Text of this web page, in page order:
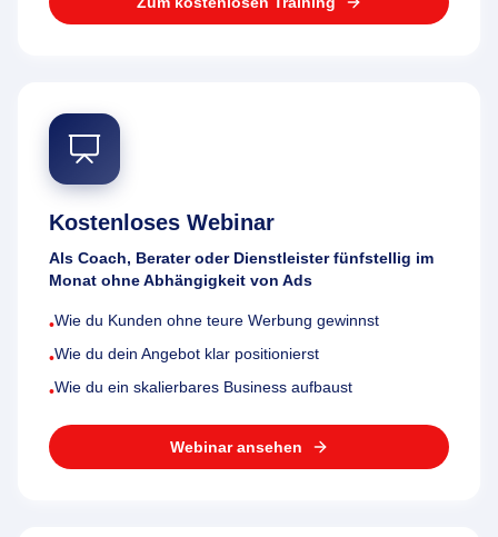
Kostenloses Webinar
Als Coach, Berater oder Dienstleister fünfstellig im
Monat ohne Abhängigkeit von Ads
•Wie du Kunden ohne teure Werbung gewinnst
•Wie du dein Angebot klar positionierst
•Wie du ein skalierbares Business aufbaust
Webinar ansehen